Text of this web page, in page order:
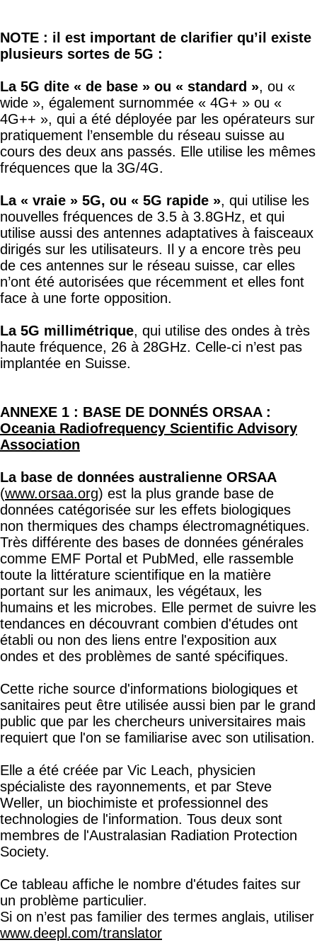
La « vraie » 5G, ou « 5G rapide », qui utilise les
nouvelles fréquences de 3.5 à 3.8GHz, et qui
utilise aussi des antennes adaptatives à faisceaux
dirigés sur les utilisateurs. Il y a encore très peu
de ces antennes sur le réseau suisse, car elles
n’ont été autorisées que récemment et elles font
face à une forte opposition.
La 5G millimétrique, qui utilise des ondes à très
haute fréquence, 26 à 28GHz. Celle-ci n’est pas
implantée en Suisse.
ANNEXE 1 : BASE DE DONNÉS ORSAA :
Oceania Radiofrequency Scientific Advisory
Association
La base de données australienne ORSAA
( www.orsaa.org) est la plus grande base de
données catégorisée sur les effets biologiques
non thermiques des champs électromagnétiques.
Très différente des bases de données générales
toute la littérature scientifique en la matière
portant sur les animaux, les végétaux, les
humains et les microbes. Elle permet de suivre les
tendances en découvrant combien d'études ont
établi ou non des liens entre l'exposition aux
ondes et des problèmes de santé spécifiques.
Cette riche source d'informations biologiques et
sanitaires peut être utilisée aussi bien par le grand
public que par les chercheurs universitaires mais
requiert que l'on se familiarise avec son utilisation.
Elle a été créée par Vic Leach, physicien
spécialiste des rayonnements, et par Steve
Weller, un biochimiste et professionnel des
technologies de l'information. Tous deux sont
membres de l'Australasian Radiation Protection
Society.
Ce tableau affiche le nombre d'études faites sur
un problème particulier.
Si on n’est pas familier des termes anglais, utiliser
www.deepl.com/translator
Environmental Health Trust :Compilation Of
Research Studies On Cell Tower Radiation And
Health
Champs électromagnétiques d'origine
humaine : Oscillation forcée des ions et
dysfonctionnement des canaux ioniques
voltage-dépendants, stress oxydatif et